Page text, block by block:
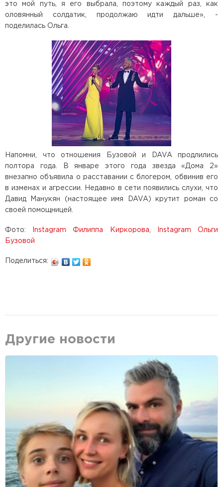
это мой путь, я его выбрала, поэтому каждый раз, как
оловянный солдатик, продолжаю идти дальше», -
поделилась Ольга.
Напомни, что отношения Бузовой и DAVA продлились
полтора года. В январе этого года звезда «Дома 2»
внезапно объявила о расставании с блогером, обвинив его
в изменах и агрессии. Недавно в сети появились слухи, что
Давид Манукян (настоящее имя DAVA) крутит роман со
своей помощницей.
Фото: Instagram Филиппа Киркорова
Instagram Ольги
Бузовой
Поделиться:
Другие новости